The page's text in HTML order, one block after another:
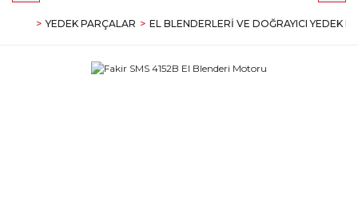
YEDEK PARÇALAR EL BLENDERLERI VE DOĞRAYICI YEDEK